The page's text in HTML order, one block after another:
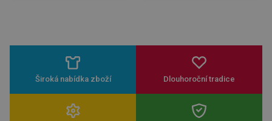
Široká nabídka zboží Dlouhoroční tradice